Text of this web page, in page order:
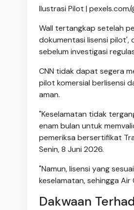
Ilustrasi Pilot |
Wall tertangkap setelah
dokumentasi lisensi pilot',
sebelum investigasi
CNN tidak dapat segera
pilot komersial berlisensi
aman.
"Keselamatan tidak
enam bulan untuk
pemeriksa bersertifikat
Senin, 8 Juni 2026.
"Namun, lisensi yang
keselamatan, sehingga
Dakwaan